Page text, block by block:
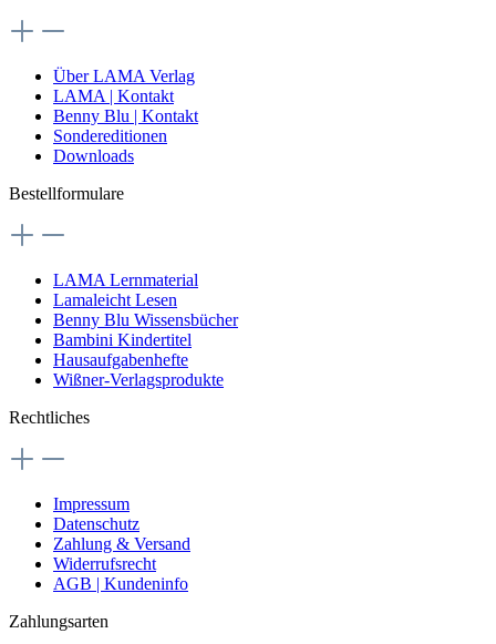
Über LAMA Verlag
LAMA | Kontakt
Benny Blu | Kontakt
Sondereditionen
Downloads
Bestellformulare
LAMA Lernmaterial
Lamaleicht Lesen
Benny Blu Wissensbücher
Bambini Kindertitel
Hausaufgabenhefte
Wißner-Verlagsprodukte
Rechtliches
Impressum
Datenschutz
Zahlung & Versand
Widerrufsrecht
AGB | Kundeninfo
Zahlungsarten